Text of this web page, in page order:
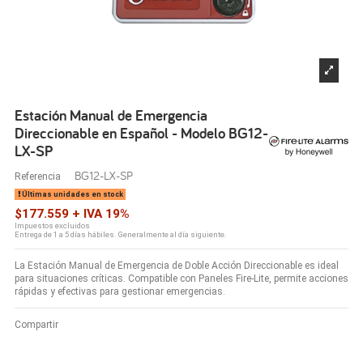
Estación Manual de Emergencia
Direccionable en Español - Modelo BG12-
LX-SP
Referencia BG12-LX-SP
Últimas unidades en stock
$177.559 + IVA 19%
Impuestos excluidos
Entrega de 1 a 5 días hábiles. Generalmente al día siguiente.
La Estación Manual de Emergencia de Doble Acción Direccionable es ideal
para situaciones críticas. Compatible con Paneles Fire-Lite, permite acciones
rápidas y efectivas para gestionar emergencias.
Compartir